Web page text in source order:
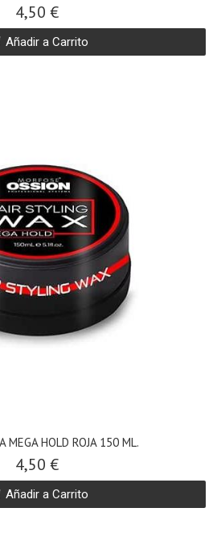
4,50 €
Añadir a Carrito
MEGA HOLD ROJA 150 ML.
4,50 €
Añadir a Carrito